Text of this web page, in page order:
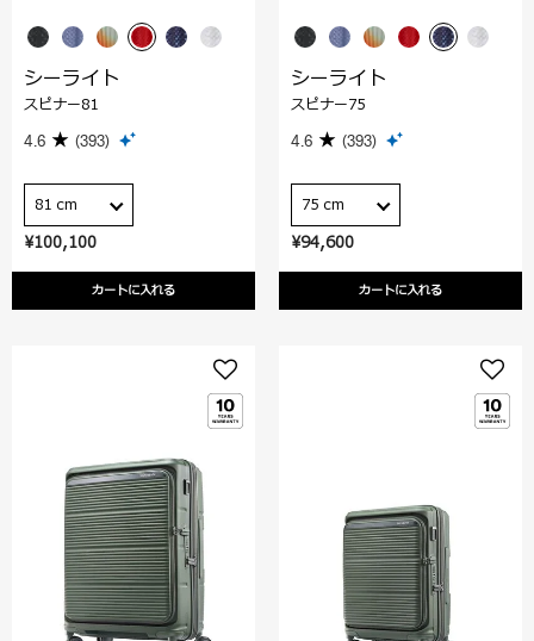
¥100,100
カートに入れる
シーライト
スピナー81
4.6 (393)
81 cm
¥94,600
カートに入れる
シーライト
スピナー75
4.6 (393)
75 cm